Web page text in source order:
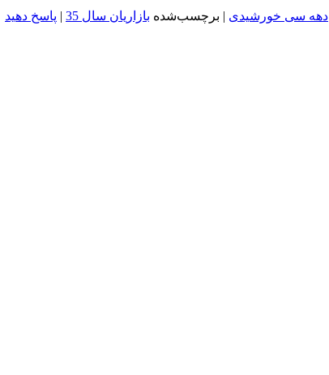
دهه سی خورشیدی | برچسب‌شده بازاريان سال 35 | پاسخ دهید